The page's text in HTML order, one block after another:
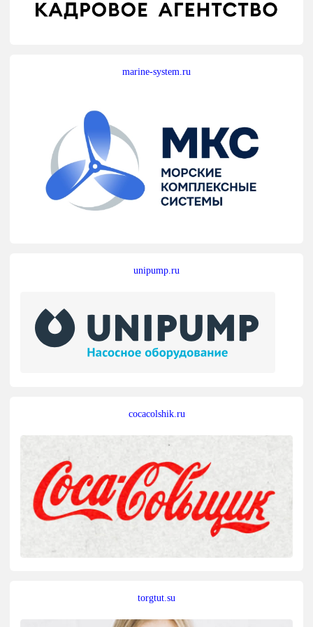
marine-system.ru
unipump.ru
cocacolshik.ru
torgtut.su